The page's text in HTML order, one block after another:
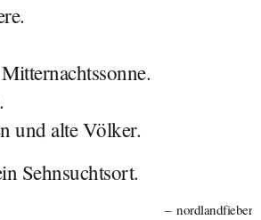
und alte Völker.
Sehnsuchtsort.
nordlandfieber